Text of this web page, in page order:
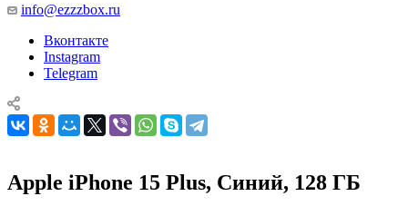
info@ezzzbox.ru
Вконтакте
Instagram
Telegram
Apple iPhone 15 Plus, Синий, 128 ГБ